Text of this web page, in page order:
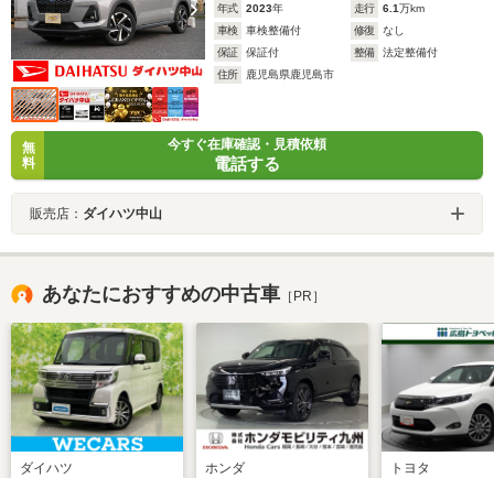
年式 2023年 走行 6.1万km
車検
車検整備付 修復
なし
保証
保証付 整備
法定整備付
住所
鹿児島県鹿児島市
無
料
今すぐ在庫確認・見積依頼
電話する
販売店： ダイハツ中山
あなたにおすすめの中古車 ［PR］
ダイハツ ホンダ トヨタ